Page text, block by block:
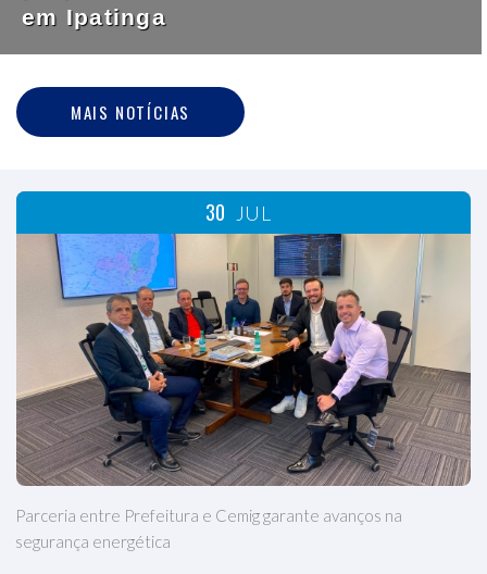
em Ipatinga
MAIS NOTÍCIAS
30 JUL
Parceria entre Prefeitura e Cemig garante avanços na
segurança energética